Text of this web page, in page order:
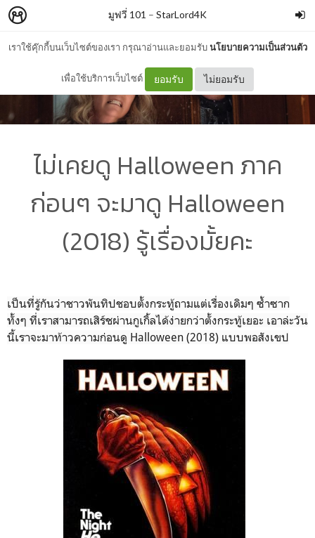
เราใช้คุ๊กกี้บนเว็บไซต์ของเรา กรุณาอ่านและยอมรับนโยบายความเป็นส่วนตัว
เพื่อใช้บริการเว็บไซต์ ยอมรับ ไม่ยอมรับ
มูฟวี่ 101 – StarLord4K
ไม่เคยดู Halloween ภาค
ก่อนๆ จะมาดู Halloween
(2018) รู้เรื่องมั้ยคะ
เป็นที่รู้กันว่าชาวพันทิปชอบตั้งกระทู้ถามแต่เรื่องเดิมๆ ซ้ำซาก
ทั้งๆ ที่เราสามารถเสิร์ชผ่านกูเกิ้ลได้ง่ายกว่าตั้งกระทู้เยอะ เอาล่ะวัน
นี้เราจะมาท้าวความก่อนดู Halloween (2018) แบบพอสังเขป